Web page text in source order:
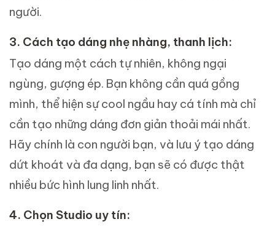
người.
3. Cách tạo dáng nhẹ nhàng, thanh lịch:
Tạo dáng một cách tự nhiên, không ngại
ngùng, gượng ép. Bạn không cần quá gồng
mình, thể hiện sự cool ngầu hay cá tính mà chỉ
cần tạo những dáng đơn giản thoải mái nhất.
Hãy chính là con người bạn, và lưu ý tạo dáng
dứt khoát và đa dạng, bạn sẽ có được thật
nhiều bức hình lung linh nhất.
4. Chọn Studio uy tín: